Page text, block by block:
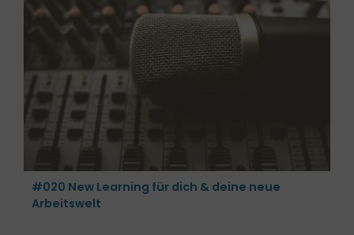
#020 New Learning für dich & deine neue
Arbeitswelt